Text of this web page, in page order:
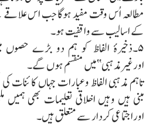
مطالعہ اُس وقت مفید ہوگا جب اس
کے اسالیب سے واقفیت ہو۔
۵۔ذخیرۂ الفاظ کو ہم دو بڑے حصوں
اورغیرمذہبی‘‘ میں منقسم ہوں گے۔
تاہم مذہبی الفاظ وعبارات جہاں کائنات
مبنی ہیں وہیں اخلاقی تعلیمات بھی
اوراجتماعی کردار سے متعلق ہیں۔